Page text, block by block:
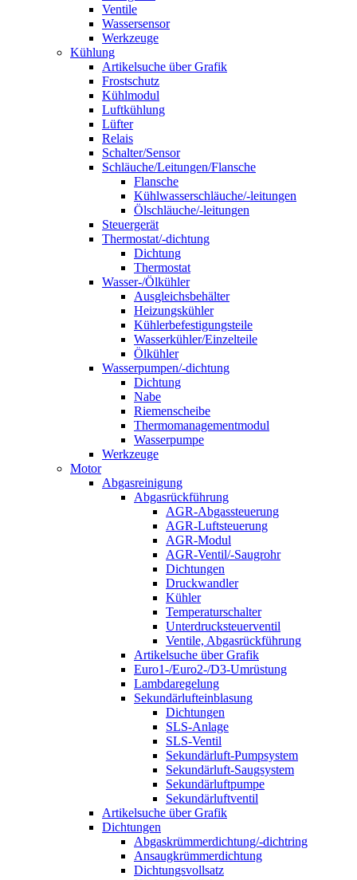
Ventile
Wassersensor
Werkzeuge
Kühlung
Artikelsuche über Grafik
Frostschutz
Kühlmodul
Luftkühlung
Lüfter
Relais
Schalter/Sensor
Schläuche/Leitungen/Flansche
Flansche
Kühlwasserschläuche/-leitungen
Ölschläuche/-leitungen
Steuergerät
Thermostat/-dichtung
Dichtung
Thermostat
Wasser-/Ölkühler
Ausgleichsbehälter
Heizungskühler
Kühlerbefestigungsteile
Wasserkühler/Einzelteile
Ölkühler
Wasserpumpen/-dichtung
Dichtung
Nabe
Riemenscheibe
Thermomanagementmodul
Wasserpumpe
Werkzeuge
Motor
Abgasreinigung
Abgasrückführung
AGR-Abgassteuerung
AGR-Luftsteuerung
AGR-Modul
AGR-Ventil/-Saugrohr
Dichtungen
Druckwandler
Kühler
Temperaturschalter
Unterdrucksteuerventil
Ventile, Abgasrückführung
Artikelsuche über Grafik
Euro1-/Euro2-/D3-Umrüstung
Lambdaregelung
Sekundärlufteinblasung
Dichtungen
SLS-Anlage
SLS-Ventil
Sekundärluft-Pumpsystem
Sekundärluft-Saugsystem
Sekundärluftpumpe
Sekundärluftventil
Artikelsuche über Grafik
Dichtungen
Abgaskrümmerdichtung/-dichtring
Ansaugkrümmerdichtung
Dichtungsvollsatz